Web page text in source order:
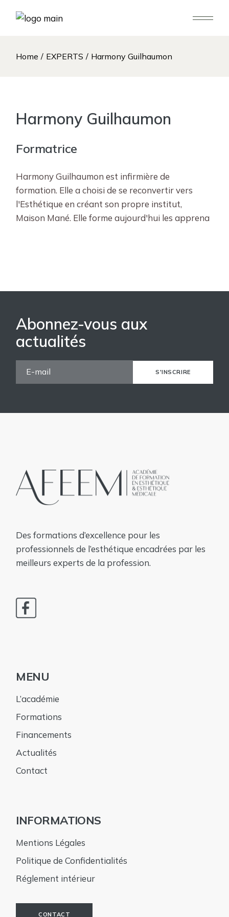
Home EXPERTS Harmony Guilhaumon
Harmony Guilhaumon
Formatrice
Harmony Guilhaumon est infirmière de
formation. Elle a choisi de se reconvertir vers
l'Esthétique en créant son propre institut,
Maison Mané. Elle forme aujourd'hui les apprena
Abonnez-vous aux
actualités
Des formations d’excellence pour les
professionnels de l’esthétique encadrées par les
meilleurs experts de la profession.
MENU
L’académie
Formations
Financements
Actualités
Contact
INFORMATIONS
Mentions Légales
Politique de Confidentialités
Réglement intérieur
CONTACT